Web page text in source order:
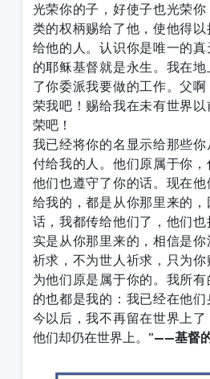
光荣你的子，好使子也光荣
类的权柄赐给了他，使他得
给他的人。认识你是唯一的
的耶稣基督就是永生。我在
了你委派我要做的工作。父
荣我吧！赐给我在未有世界
荣吧！
我已经将你的名显示给那些
付给我的人。他们原属于你，
他们也遵守了你的话。现在
给我的，都是从你那里来的
话，我都传给他们了，他们
实是从你那里来的，相信是
祈求，不为世人祈求，只为
为他们原是属于你的。我所
的也都是我的：我已经在他
今以后，我不再留在世界上了
他们却仍在世界上。”——基督